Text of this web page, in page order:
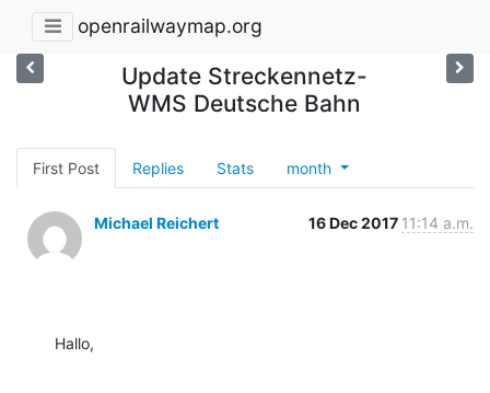
openrailwaymap.org
Update Streckennetz-
WMS Deutsche Bahn
First Post Replies Stats month
Michael Reichert 16 Dec 2017 11:14 a.m.
Hallo,